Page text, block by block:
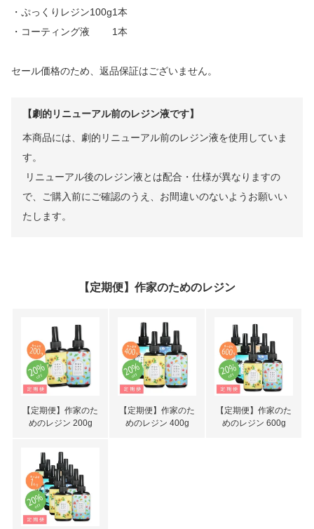
・ぷっくりレジン100g1本
・コーティング液 1本
セール価格のため、返品保証はございません。
【劇的リニューアル前のレジン液です】
本商品には、劇的リニューアル前のレジン液を使用していま
す。
リニューアル後のレジン液とは配合・仕様が異なりますの
で、ご購入前にご確認のうえ、お間違いのないようお願いい
たします。
【定期便】作家のためのレジン
【定期便】作家のた
めのレジン 200g
【定期便】作家のた
めのレジン 400g
【定期便】作家のた
めのレジン 600g